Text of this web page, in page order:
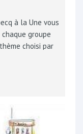
à la Une vous
groupe
choisi par
par un groupe,
de comparer
Tous les
avec une vision
temps de la